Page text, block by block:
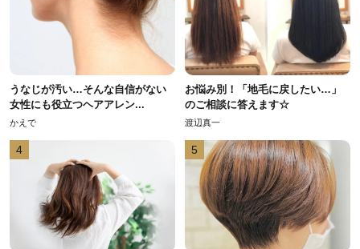
うなじが汚い…そんな自信がない
女性にも役立つヘアアレン...
かえで
お悩み別！「地毛に戻したい…」
のご相談に答えます☆
渡辺真一
4 5